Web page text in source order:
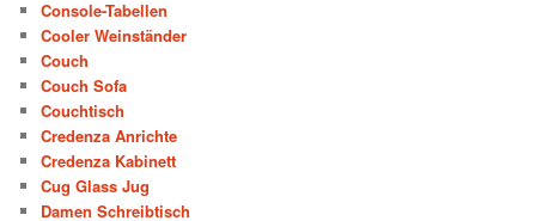
Console-Tabellen
Cooler Weinständer
Couch
Couch Sofa
Couchtisch
Credenza Anrichte
Credenza Kabinett
Cug Glass Jug
Damen Schreibtisch